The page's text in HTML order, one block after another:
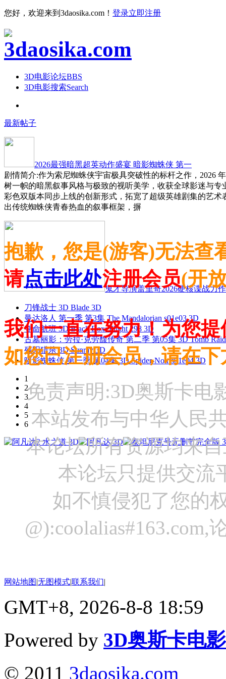
您好，欢迎来到3daosika.com！ 登录立即注册
3D电影论坛BBS
3D电影搜索Search
最新帖子
2026最强暗黑超英动作盛宴 暗影蜘蛛侠 第一
剧情简介:作为索尼蜘蛛侠宇宙极具突破性的标杆之作，2026
树一帜的暗黑叙事风格与极致的视听美学，收获全球影迷与
彩色双版本同步上线的创新形式，拓宽了超级英雄剧集的艺
出传统蜘蛛侠青春热血的叙事框架，摒
鬼才导演盖里奇2026硬核谍战力
刀锋战士 3D Blade 3D
曼达洛人 第一季 第3集 The Mandalorian s01e03 3D
夺命航班 3D Black Box: Flight 298 3D
古墓丽影：劳拉·克劳馥传奇 第二季 第05集 3D Tomb
残阳猎杀 3D Sunray 3D
暗影蜘蛛侠 第一季 第04集 3D Spider-Noir s01e04 3D
1
2
3
4
5
6
抱歉，您是(游客)无法查
请点击此处注册会员(开
我们一直在努力！为您
如您已注册会员，请在
免责声明:3D奥斯卡电
本站发布与中华人民
本论坛所有资源均来
本论坛只提供交流
如不慎侵犯了您的
网站地图|无图模式|联系我们|
GMT+8, 2026-8-8 18:59
Powered by 3D奥斯卡电
© 2011 3daosika.com